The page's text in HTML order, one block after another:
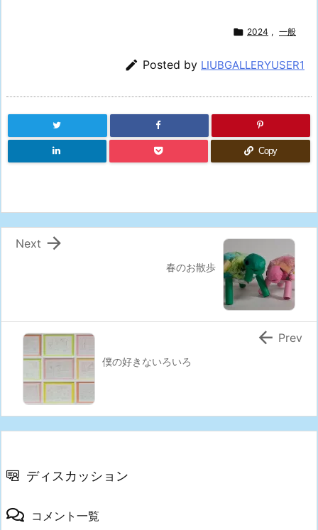
 2024 , 一般
 Posted by LIUBGALLERYUSER1
Copy
春のお散歩

Next
僕の好きないろいろ
 Prev
ディスカッション
コメント一覧